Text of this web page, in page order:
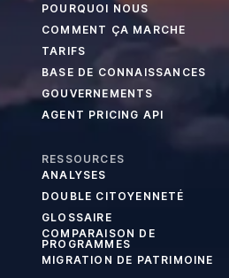
POURQUOI NOUS
COMMENT ÇA MARCHE
TARIFS
BASE DE CONNAISSANCES
GOUVERNEMENTS
AGENT PRICING API
RESSOURCES
ANALYSES
DOUBLE CITOYENNETÉ
GLOSSAIRE
COMPARAISON DE
PROGRAMMES
MIGRATION DE PATRIMOINE